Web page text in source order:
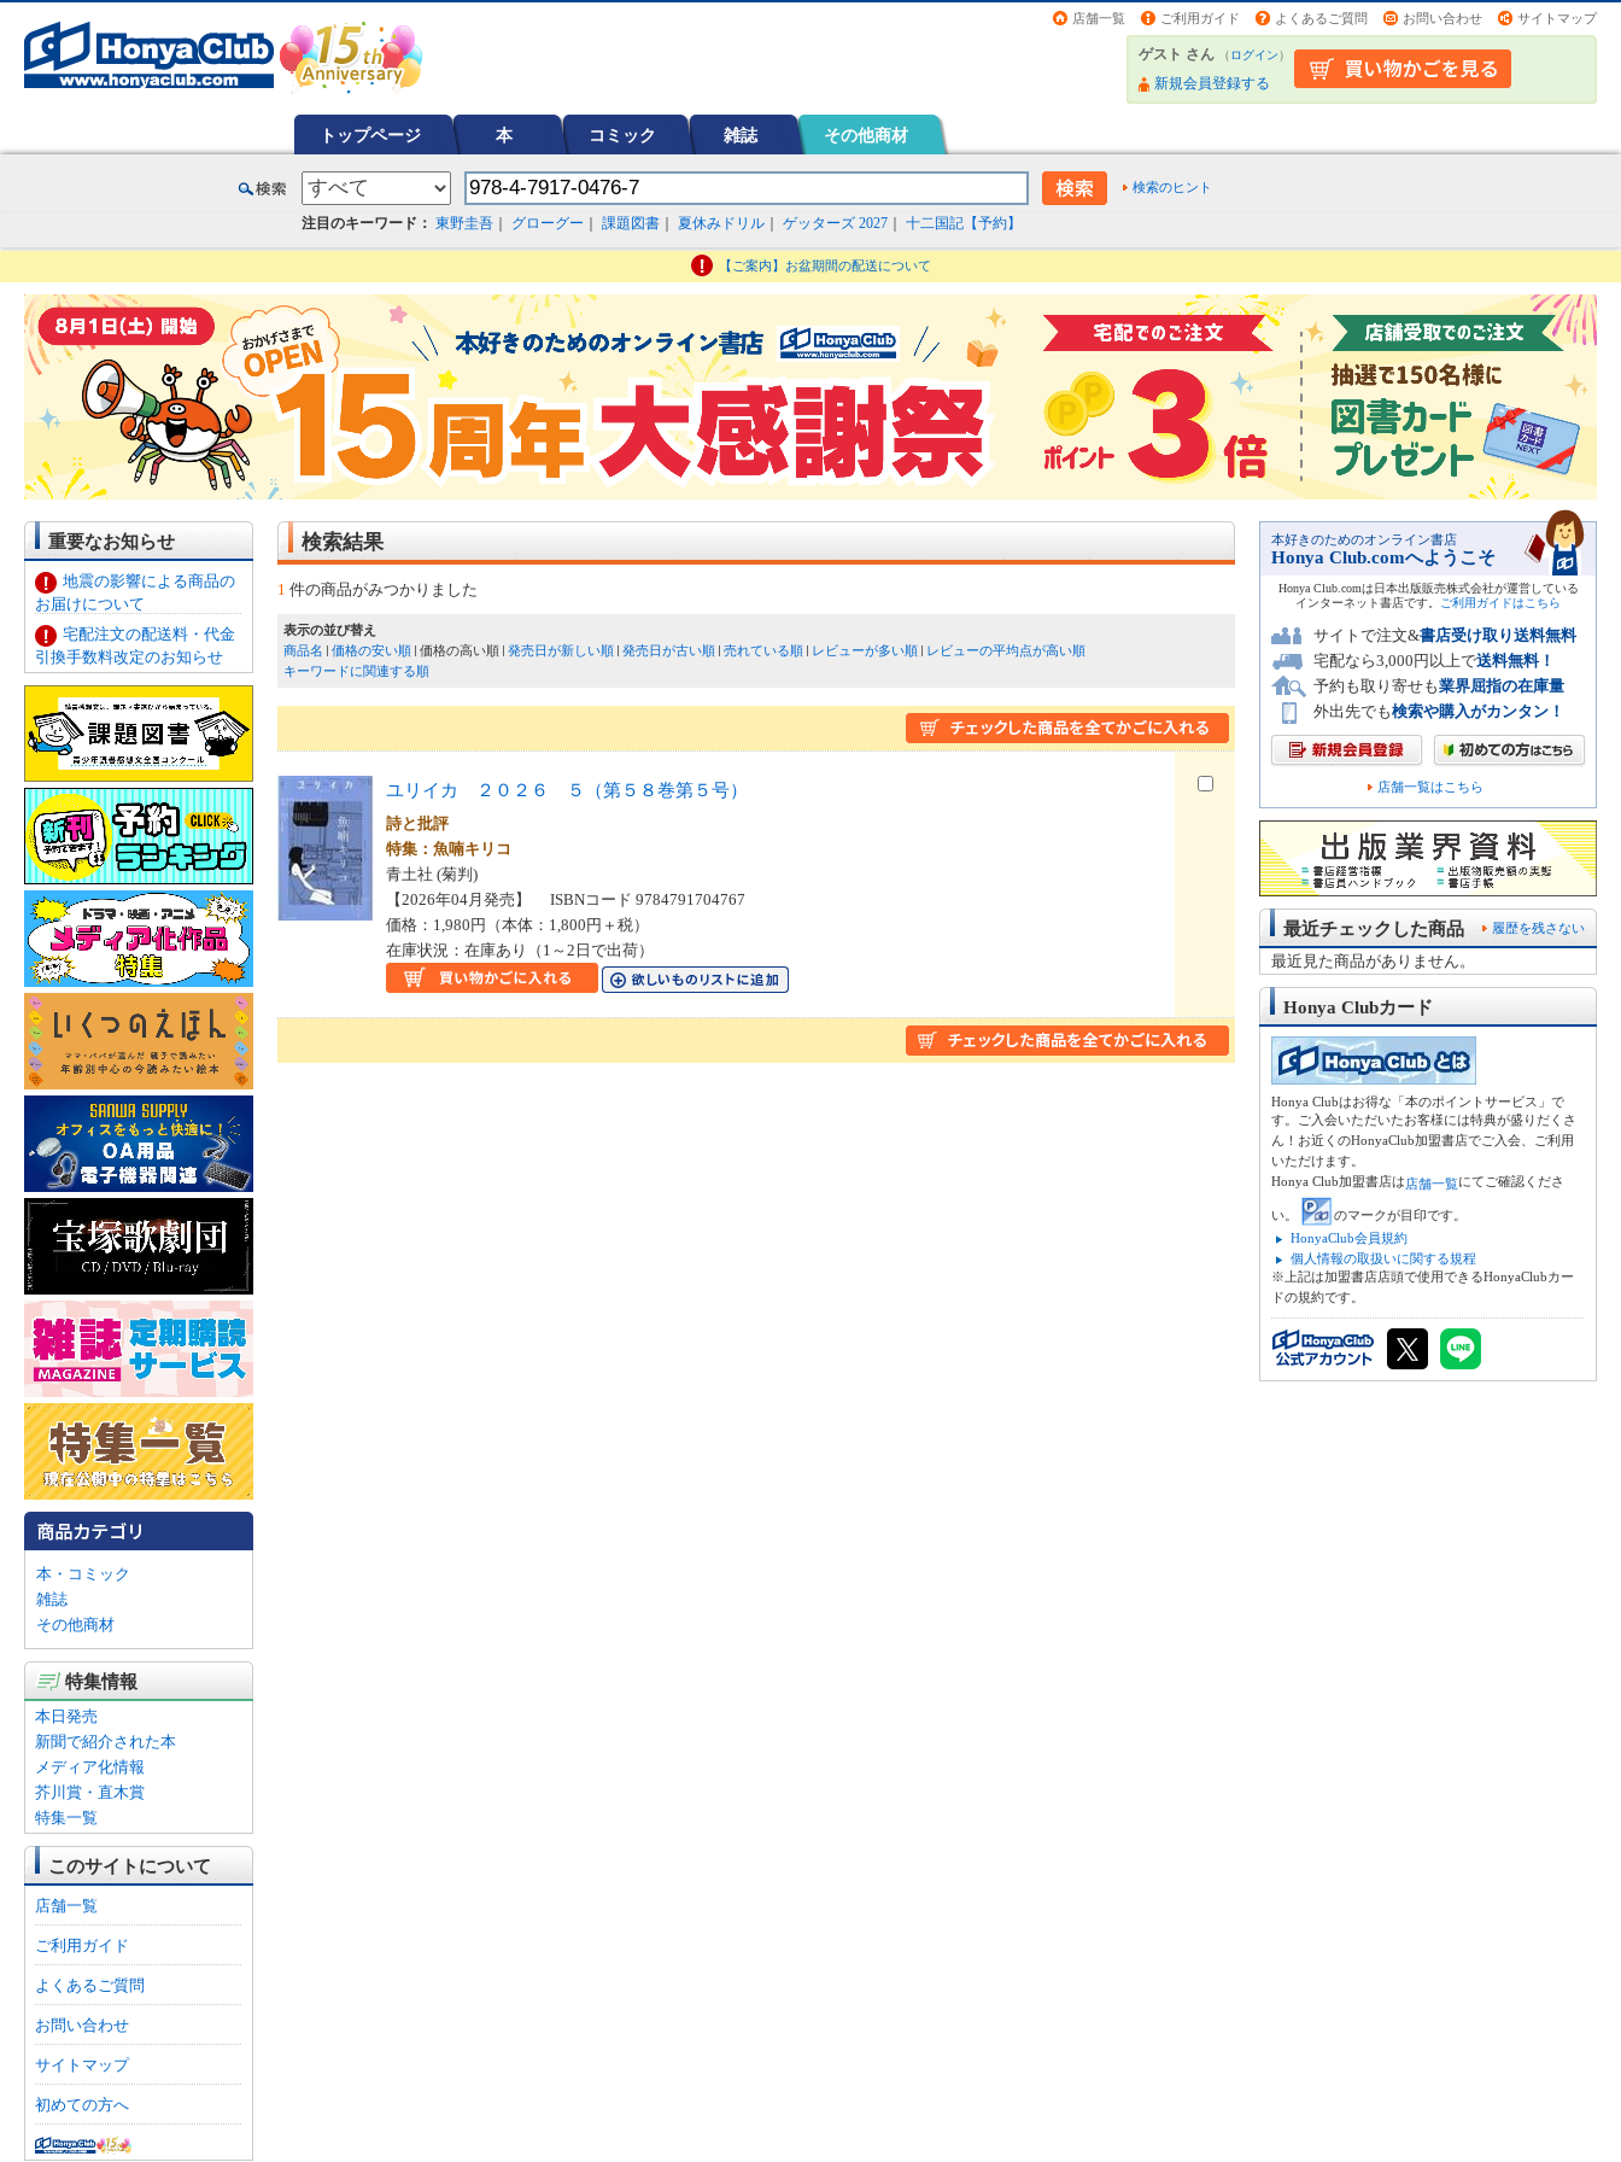
店舗一覧 ご利用ガイド よくあるご質問 お問い合わせ サイトマップ
ゲスト さん （ログイン）
新規会員登録する
トップページ 本 コミック 雑誌 その他商材
検索のヒント
注目のキーワード： 東野圭吾 グローグー 課題図書 夏休みドリル ゲッターズ 2027 十二国記【予約】
【ご案内】お盆期間の配送について
重要なお知らせ
地震の影響による商品の
お届けについて
宅配注文の配送料・代金
引換手数料改定のお知らせ
本・コミック
雑誌
その他商材
特集情報
本日発売
新聞で紹介された本
メディア化情報
芥川賞・直木賞
特集一覧
このサイトについて
店舗一覧
ご利用ガイド
よくあるご質問
お問い合わせ
サイトマップ
初めての方へ
検索結果
1 件の商品がみつかりました
表示の並び替え
商品名
価格の安い順 価格の高い順 発売日が新しい順 発売日が古い順 売れている順 レビューが多い順
レビューの平均点が高い順
キーワードに関連する順
ユリイカ ２０２６ ５（第５８巻第５号）
詩と批評
特集：魚喃キリコ
青土社 (菊判)
【2026年04月発売】 ISBNコード 9784791704767
価格：1,980円（本体：1,800円＋税）
在庫状況：在庫あり（1～2日で出荷）
本好きのためのオンライン書店
Honya Club.comへようこそ
Honya Club.comは日本出版販売株式会社が運営している
インターネット書店です。
ご利用ガイドはこちら
サイトで注文&書店受け取り送料無料
宅配なら3,000円以上で送料無料！
予約も取り寄せも業界屈指の在庫量
外出先でも検索や購入がカンタン！
店舗一覧はこちら
履歴を残さない
最近チェックした商品
最近見た商品がありません。
Honya Clubカード
Honya Clubはお得な「本のポイントサービス」で
す。ご入会いただいたお客様には特典が盛りだくさ
ん！お近くのHonyaClub加盟書店でご入会、ご利用
いただけます。
Honya Club加盟書店は店舗一覧にてご確認くださ
い。
のマークが目印です。
HonyaClub会員規約
個人情報の取扱いに関する規程
※上記は加盟書店店頭で使用できるHonyaClubカー
ドの規約です。